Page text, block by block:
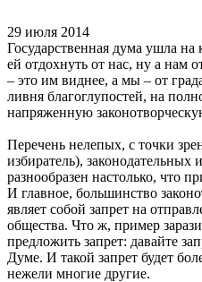
29 июля 2014
Государственная дума ушла
ей отдохнуть от нас, ну а нам
– это им виднее, а мы – от
ливня благоглупостей, на
напряженную
Перечень нелепых, с точки
избиратель),
разнообразен настолько, что
И главное, большинство
являет собой запрет на
общества. Что ж, пример
предложить запрет: давайте
Думе. И такой запрет будет
нежели многие другие.